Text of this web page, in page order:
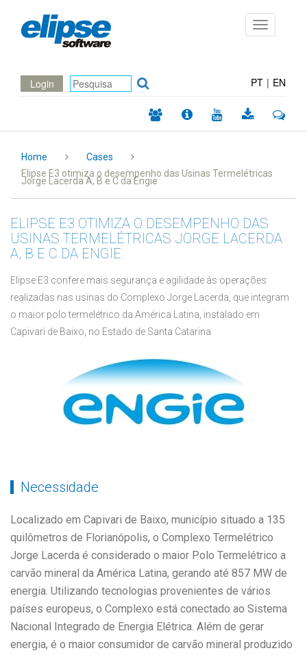
Toggle
navigation
Login PT | EN
Home
Cases
Elipse E3 otimiza o desempenho das Usinas Termelétricas
Jorge Lacerda A, B e C da Engie
ELIPSE E3 OTIMIZA O DESEMPENHO DAS
USINAS TERMELÉTRICAS JORGE LACERDA
A, B E C DA ENGIE
Elipse E3 confere mais segurança e agilidade às operações
realizadas nas usinas do Complexo Jorge Lacerda, que integram
o maior polo termelétrico da América Latina, instalado em
Capivari de Baixo, no Estado de Santa Catarina
Necessidade
Localizado em Capivari de Baixo, município situado a 135
quilômetros de Florianópolis, o Complexo Termelétrico
Jorge Lacerda é considerado o maior Polo Termelétrico a
carvão mineral da América Latina, gerando até 857 MW de
energia. Utilizando tecnologias provenientes de vários
países europeus, o Complexo está conectado ao Sistema
Nacional Integrado de Energia Elétrica. Além de gerar
energia, é o maior consumidor de carvão mineral produzido